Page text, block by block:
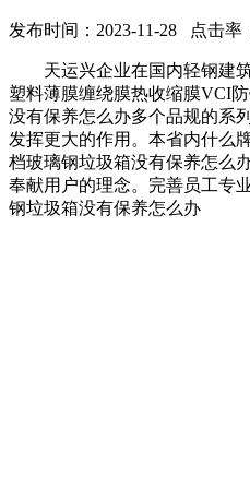
发布时间：2023-11-28 点击率
天运兴企业在国内轻钢建筑
塑料薄膜缠绕膜热收缩膜VCI
没有保养怎么办多个品规的系
发挥更大的作用。本省内什么
档玻璃钢垃圾箱没有保养怎么
奉献用户的理念。完善员工专
钢垃圾箱没有保养怎么办